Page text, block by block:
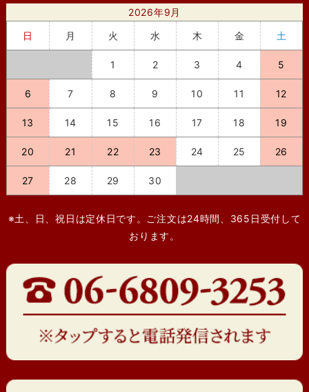
2026年9月
日
月 火 水 木 金 土
1 2 3 4 5
6 7 8 9 10 11 12
13 14 15 16 17 18 19
20 21 22 23 24 25 26
27 28 29 30
※土、日、祝日は定休日です。ご注文は24時間、365日受付して
おります。